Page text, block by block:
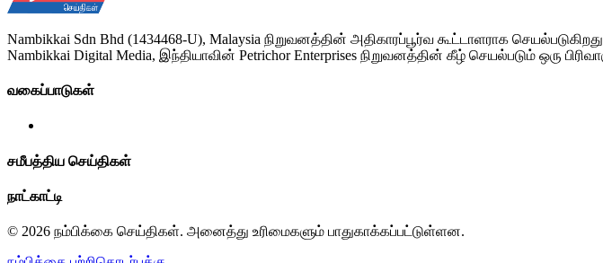
Nambikkai Sdn Bhd (1434468-U), Malaysia நிறுவனத்தின் அதிகாரப்பூர்வ கூட்டாளராக
Nambikkai Digital Media, இந்தியாவின் Petrichor Enterprises நிறுவனத்தின் கீழ் செயல்படும் ஒரு
வகைப்பாடுகள்
சமீபத்திய செய்திகள்
நாட்காட்டி
© 2026 நம்பிக்கை செய்திகள். அனைத்து உரிமைகளும் பாதுகாக்கப்பட்டுள்ளன.